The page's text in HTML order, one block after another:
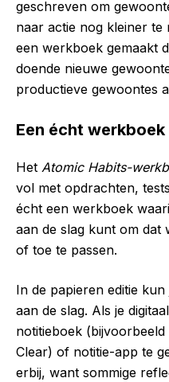
geschreven om
naar actie nog kleiner
een werkboek gemaakt
doende nieuwe
productieve gewoontes
Een écht werkboek
Het Atomic Habits-
vol met opdrachten,
écht een werkboek
aan de slag kunt om dat
of toe te passen.
In de papieren editie
aan de slag. Als je
notitieboek
Clear) of notitie-app te
erbij, want sommige